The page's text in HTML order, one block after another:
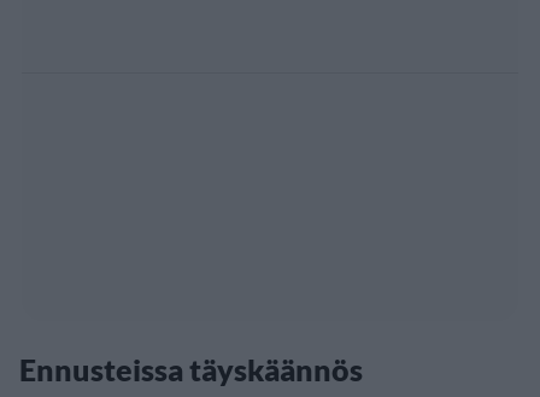
Ennusteissa täyskäännös